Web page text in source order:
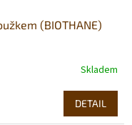
(BIOTHANE)
Skladem
DETAIL